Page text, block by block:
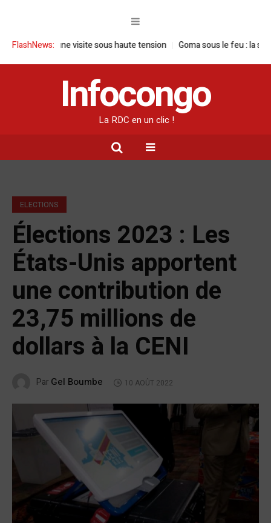
FlashNews:
: une visite sous haute tension Goma sous le feu : la situation
Infocongo
La RDC en un clic !
ELECTIONS
Élections 2023 : Les
États-Unis apportent
une contribution de
23,75 millions de
dollars à la CENI
Par Gel Boumbe 10 AOÛT 2022